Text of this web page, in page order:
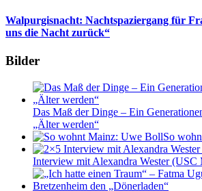
Walpurgisnacht: Nachtspaziergang für
uns die Nacht zurück“
Bilder
Das Maß der Dinge – Ein
„Älter werden“
So
Interview mit Alexandra Wester (USC